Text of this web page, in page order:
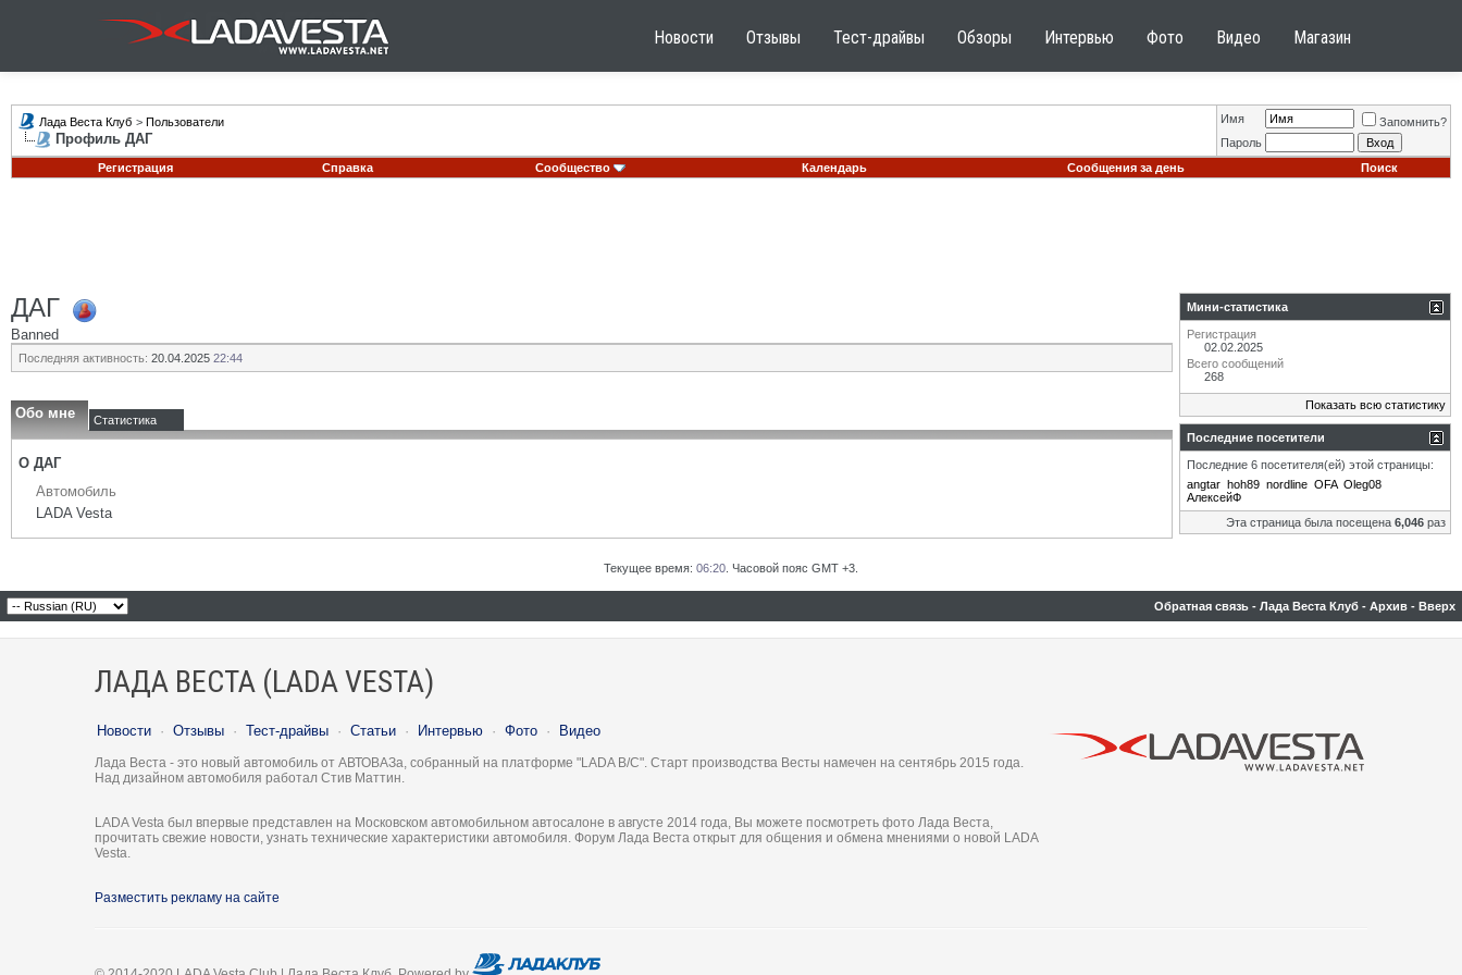
Новости Отзывы Тест-драйвы Обзоры Интервью Фото Видео Магазин
Лада Веста Клуб > Пользователи
Профиль ДАГ
Имя
Запомнить?
Пароль
Регистрация
Справка Сообщество Календарь Сообщения за день Поиск
ДАГ
Banned
Последняя активность: 20.04.2025 22:44
Обо мне Статистика
О ДАГ
Автомобиль
LADA Vesta
Мини-статистика
Регистрация
02.02.2025
Всего сообщений
268
Показать всю статистику
Последние посетители
Последние 6 посетителя(ей) этой страницы:
angtar hoh89 nordline OFA Oleg08
АлексейФ
Эта страница была посещена 6,046 раз
Текущее время: 06:20 . Часовой пояс GMT +3.
Обратная связь - Лада Веста Клуб - Архив - Вверх
ЛАДА ВЕСТА (LADA VESTA)
Новости · Отзывы · Тест-драйвы · Статьи · Интервью · Фото · Видео
Лада Веста - это новый автомобиль от АВТОВАЗа, собранный на платформе "LADA B/C". Старт производства Весты намечен на сентябрь 2015 года.
Над дизайном автомобиля работал Стив Маттин.
LADA Vesta был впервые представлен на Московском автомобильном автосалоне в августе 2014 года, Вы можете посмотреть фото Лада Веста,
прочитать свежие новости, узнать технические характеристики автомобиля. Форум Лада Веста открыт для общения и обмена мнениями о новой LADA
Vesta.
Разместить рекламу на сайте